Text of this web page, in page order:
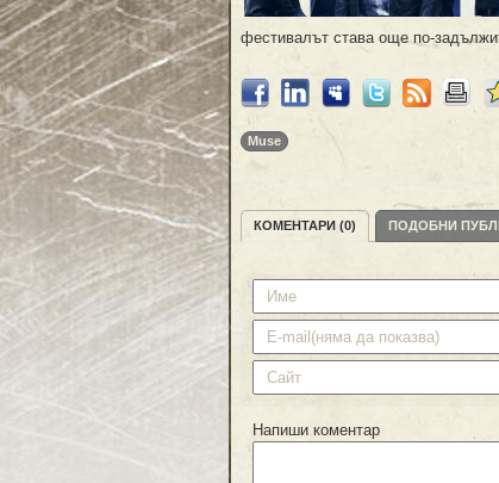
фестивалът става още по-
Muse
КОМЕНТАРИ (0) ПОДОБНИ
Напиши коментар